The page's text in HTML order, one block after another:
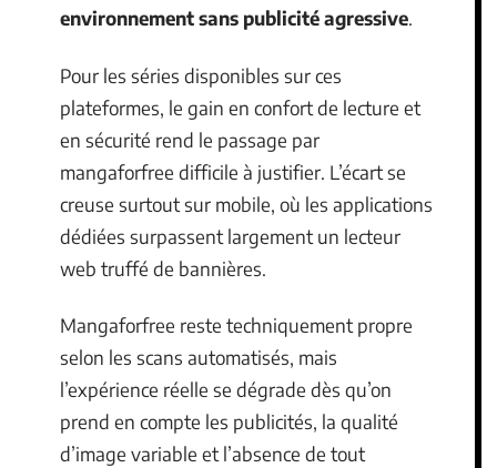
environnement sans publicité agressive.
Pour les séries disponibles sur ces
plateformes, le gain en confort de lecture et
en sécurité rend le passage par
mangaforfree difficile à justifier. L’écart se
creuse surtout sur mobile, où les applications
dédiées surpassent largement un lecteur
web truffé de bannières.
Mangaforfree reste techniquement propre
selon les scans automatisés, mais
l’expérience réelle se dégrade dès qu’on
prend en compte les publicités, la qualité
d’image variable et l’absence de tout